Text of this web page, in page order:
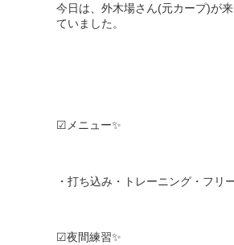
今日は、外木場さん(元カープ)が
ていました。
☑︎メニュー✨
・打ち込み・トレーニング・フリ
☑︎夜間練習✨